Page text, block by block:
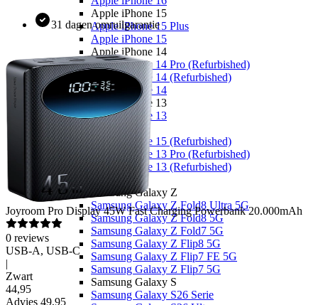
Apple iPhone 15
Apple iPhone 15 Plus
Apple iPhone 15
Apple iPhone 14
Apple iPhone 14 Pro (Refurbished)
Apple iPhone 14 (Refurbished)
Apple iPhone 14
Apple iPhone 13
Apple iPhone 13
Overige
Apple iPhone 15 (Refurbished)
Apple iPhone 13 Pro (Refurbished)
Apple iPhone 13 (Refurbished)
Samsung
Samsung Galaxy Z
Samsung Galaxy Z Fold8 Ultra 5G
Samsung Galaxy Z Fold8 5G
Samsung Galaxy Z Fold7 5G
Samsung Galaxy Z Flip8 5G
Samsung Galaxy Z Flip7 FE 5G
Samsung Galaxy Z Flip7 5G
Samsung Galaxy S
Samsung Galaxy S26 Serie
31 dagen omruilgarantie
Joyroom Pro Display 45W Fast Charging Powerbank 20.000mAh
0 reviews
USB-A, USB-C
|
Zwart
44,95
Advies 49,95